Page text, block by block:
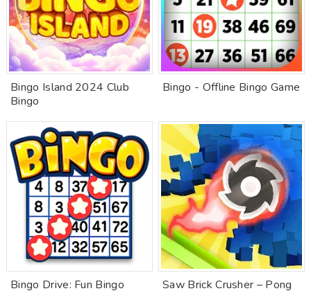
Bingo Island 2024 Club
Bingo
Bingo - Offline Bingo Game
Bingo Drive: Fun Bingo Saw Brick Crusher – Pong